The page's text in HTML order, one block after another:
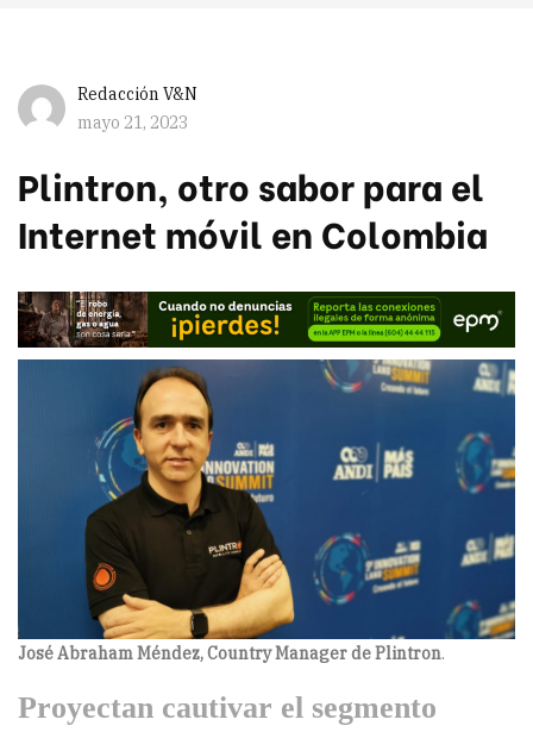
Redacción V&N
mayo 21, 2023
Plintron, otro sabor para el
Internet móvil en Colombia
José Abraham Méndez, Country Manager de Plintron.
Proyectan cautivar el segmento